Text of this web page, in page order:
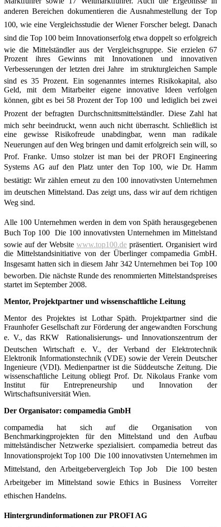
anderen Bereichen dokumentieren die Ausnahmestellung der Top
100, wie eine Vergleichsstudie der Wiener Forscher belegt. Danach
sind die Top 100 beim Innovationserfolg etwa doppelt so erfolgreich
wie die Mittelständler aus der Vergleichsgruppe. Sie erzielen 67
Prozent ihres Gewinns mit Innovationen und innovativen
Verbesserungen der letzten drei Jahre  im strukturgleichen Sample
sind es 35 Prozent. Ein sogenanntes internes Risikokapital, also
Geld, mit dem Mitarbeiter eigene innovative Ideen verfolgen
können, gibt es bei 58 Prozent der Top 100  und lediglich bei zwei
Prozent der befragten Durchschnittsmittelständler. Diese Zahl hat
mich sehr beeindruckt, wenn auch nicht überrascht. Schließlich ist
eine gewisse Risikofreude unabdingbar, wenn man radikale
Neuerungen auf den Weg bringen und damit erfolgreich sein will, so
Prof. Franke. Umso stolzer ist man bei der PROFI Engineering
Systems AG auf den Platz unter den Top 100, wie Dr. Hamm
bestätigt: Wir zählen erneut zu den 100 innovativsten Unternehmen
im deutschen Mittelstand. Das zeigt uns, dass wir auf dem richtigen
Weg sind.
Alle 100 Unternehmen werden in dem von Späth herausgegebenen
Buch Top 100  Die 100 innovativsten Unternehmen im Mittelstand
sowie auf der Website www.top100.de präsentiert. Organisiert wird
die Mittelstandsinitiative von der Überlinger compamedia GmbH.
Insgesamt hatten sich in diesem Jahr 342 Unternehmen bei Top 100
beworben. Die nächste Runde des renommierten Mittelstandspreises
startet im September 2008.
Mentor, Projektpartner und wissenschaftliche Leitung
Mentor des Projektes ist Lothar Späth. Projektpartner sind die
Fraunhofer Gesellschaft zur Förderung der angewandten Forschung
e. V., das RKW  Rationalisierungs- und Innovationszentrum der
Deutschen Wirtschaft e. V., der Verband der Elektrotechnik
Elektronik Informationstechnik (VDE) sowie der Verein Deutscher
Ingenieure (VDI). Medienpartner ist die Süddeutsche Zeitung. Die
wissenschaftliche Leitung obliegt Prof. Dr. Nikolaus Franke vom
Institut für Entrepreneurship und Innovation der
Wirtschaftsuniversität Wien.
Der Organisator: compamedia GmbH
compamedia hat sich auf die Organisation von
Benchmarkingprojekten für den Mittelstand und den Aufbau
mittelständischer Netzwerke spezialisiert. compamedia betreut das
Innovationsprojekt Top 100  Die 100 innovativsten Unternehmen im
Mittelstand, den Arbeitgebervergleich Top Job  Die 100 besten
Arbeitgeber im Mittelstand sowie Ethics in Business  Vorreiter
ethischen Handelns.
Hintergrundinformationen zur PROFI AG